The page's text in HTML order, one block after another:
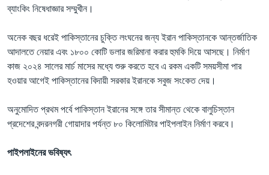
ব্যাংকিং নিষেধাজ্ঞার সম্মুখীন।
অনেক বছর ধরেই পাকিস্তানের চুক্তি লংঘনের জন্য ইরান পাকিস্তানকে আন্তর্জাতিক
আদালতে নেয়ার এবং ১৮০০ কোটি ডলার জরিমানা করার হুমকি দিয়ে আসছে। নির্মাণ
কাজ ২০২৪ সালের মার্চ মাসের মধ্যে শুরু করতে হবে এ রকম একটি সময়সীমা পার
হওয়ার আগেই পাকিস্তানের বিদায়ী সরকার ইরানকে সবুজ সংকেত দেয়।
অনুমোদিত প্রথম পর্বে পাকিস্তান ইরানের সঙ্গে তার সীমান্ত থেকে বালুচিস্তান
প্রদেশের বন্দরনগরী গোয়াদার পর্যন্ত ৮০ কিলোমিটার পাইপলাইন নির্মাণ করবে।
পাইপলাইনের ভবিষ্যৎ